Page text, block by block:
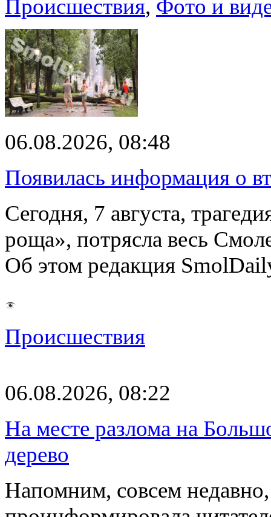
Происшествия, Фото и
06.08.2026, 08:48
Появилась информация о
Сегодня, 7 августа,
роща», потрясла весь
Об этом редакция
Происшествия
06.08.2026, 08:22
На месте разлома на
дерево
Напомним, совсем